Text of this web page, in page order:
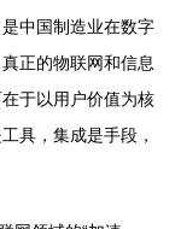
中国制造业在数字
正的物联网和信息
于以用户价值为核
具，集成是手段，